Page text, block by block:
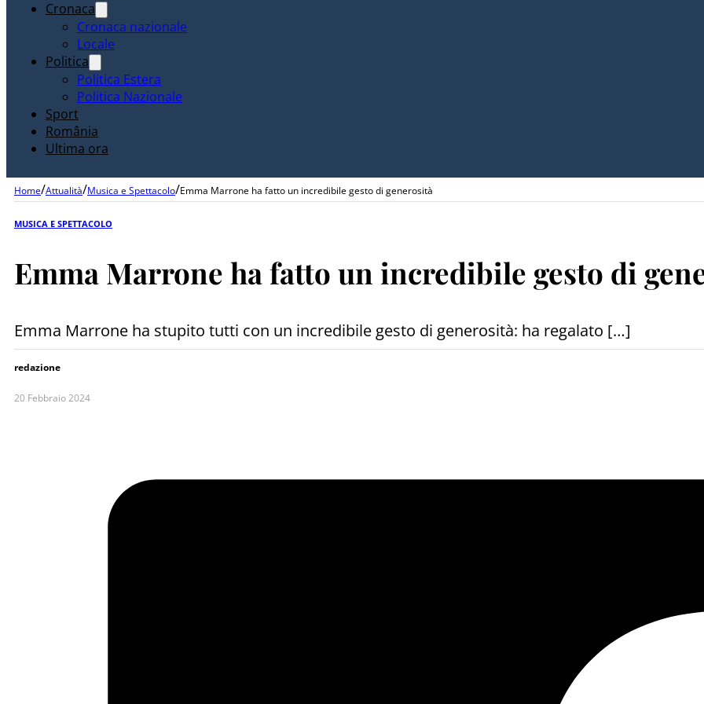
Cronaca
Cronaca nazionale
Locale
Politica
Politica Estera
Politica Nazionale
Sport
România
Ultima ora
Home/Attualità/Musica e Spettacolo/Emma Marrone ha fatto un incredibile gesto di generosità
MUSICA E SPETTACOLO
Emma Marrone ha fatto un incredibile gesto di
Emma Marrone ha stupito tutti con un incredibile gesto di generosità: ha regalato […]
redazione
20 Febbraio 2024